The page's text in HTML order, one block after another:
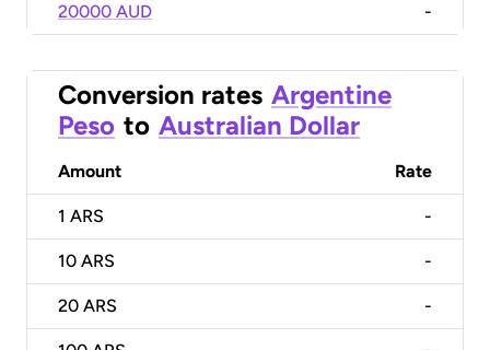
20000 AUD -
Conversion rates Argentine
Peso to Australian Dollar
Amount Rate
1 ARS -
10 ARS -
20 ARS -